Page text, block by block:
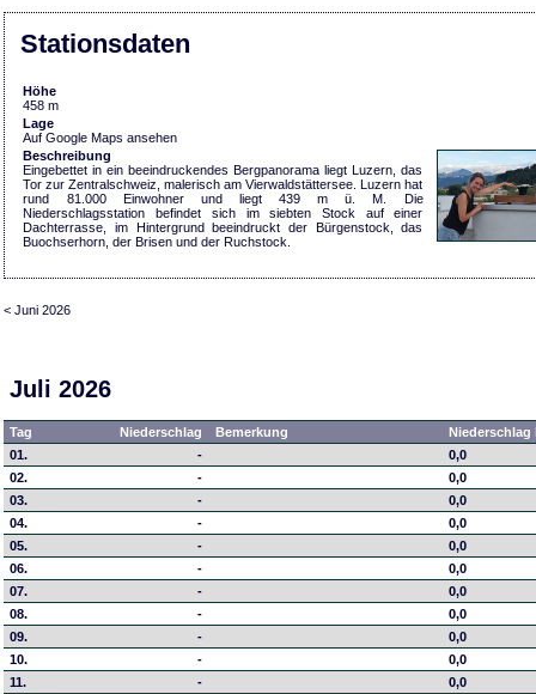
Stationsdaten
Höhe
458 m
Lage
Auf Google Maps ansehen
Beschreibung
Eingebettet in ein beeindruckendes Bergpanorama liegt Luzern, das
Tor zur Zentralschweiz, malerisch am Vierwaldstättersee. Luzern hat
rund 81.000 Einwohner und liegt 439 m ü. M. Die
Niederschlagsstation befindet sich im siebten Stock auf einer
Dachterrasse, im Hintergrund beeindruckt der Bürgenstock, das
Buochserhorn, der Brisen und der Ruchstock.
< Juni 2026
Juli 2026
Tag Niederschlag Bemerkung
01.
-
0,0
02.
-
0,0
03.
-
0,0
04.
-
0,0
05.
-
0,0
06.
-
0,0
07.
-
0,0
08.
-
0,0
09.
-
0,0
10.
-
0,0
11.
-
0,0